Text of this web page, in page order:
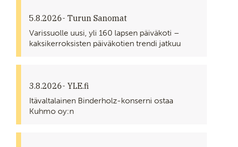
5.8.2026- Turun Sanomat
Varissuolle uusi, yli 160 lapsen päiväkoti –
kaksikerroksisten päiväkotien trendi jatkuu
3.8.2026- YLE.fi
Itävaltalainen Binderholz-konserni ostaa
Kuhmo oy:n